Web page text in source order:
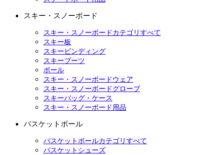
スキー・スノーボード
スキー・スノーボードカテゴリすべて
スキー板
スキービンディング
スキーブーツ
ポール
スキー・スノーボードウェア
スキー・スノーボードグローブ
スキーバッグ・ケース
スキー・スノーボード用品
バスケットボール
バスケットボールカテゴリすべて
バスケットシューズ